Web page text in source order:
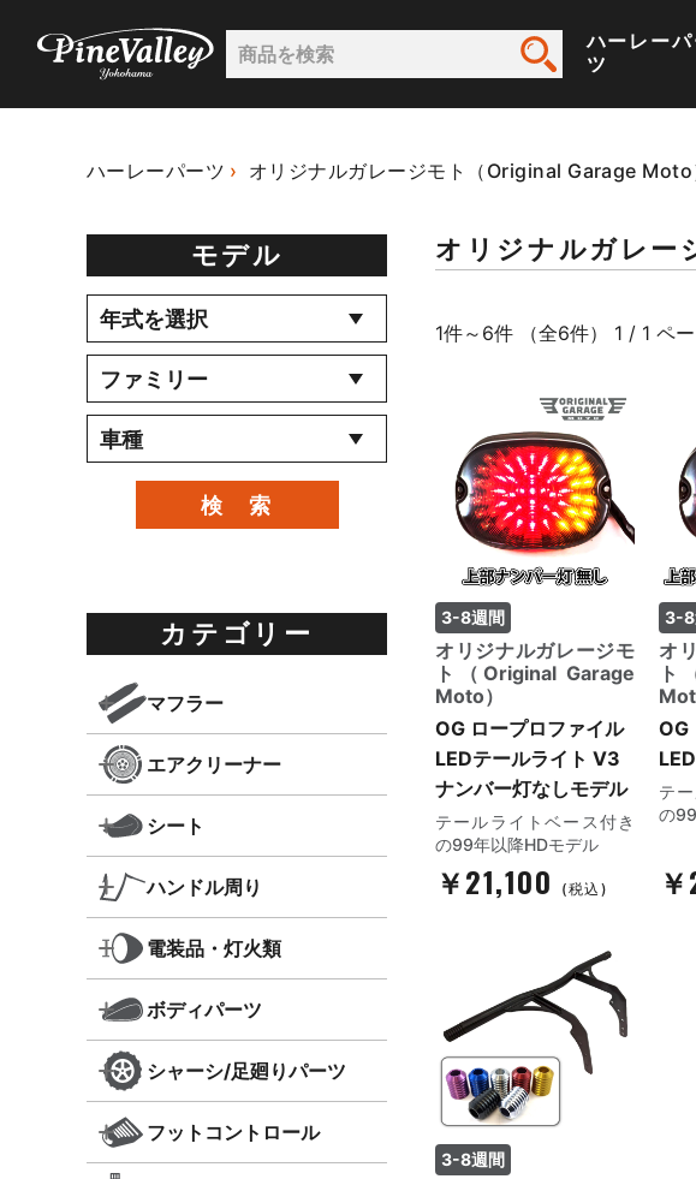
ハーレーパ
ツ
ハーレーパーツ オリジナルガレージモト（Original Garage Moto
モデル
検 索
カテゴリー
マフラー
エアクリーナー
シート
ハンドル周り
電装品・灯火類
ボディパーツ
シャーシ/足廻りパーツ
フットコントロール
オリジナルガレ
1件～6件 （全6件） 1 / 1 ペ
3-8週間
オリジナルガレージモ
ト（Original Garage
Moto）
OG ロープロファイル
LEDテールライト V3
ナンバー灯なしモデル
テールライトベース付き
の99年以降HDモデル
￥21,100 (税込)
3-8
オ
ト
OG
テ
の
3-8週間